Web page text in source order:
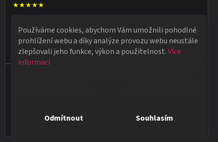
Používáme cookies, abychom Vám umožnili pohodlné
prohlížení webu a díky analýze provozu webu neustále
zlepšovali jeho funkce, výkon a použitelnost.Více
informací
Odmítnout Souhlasím
★★★★★
perfektně, syn měl velký úspěch s kouzelnickým představením
na školní besídce. Objednávka dorazila po 4 dnech, takže
naprostá spokojenost.